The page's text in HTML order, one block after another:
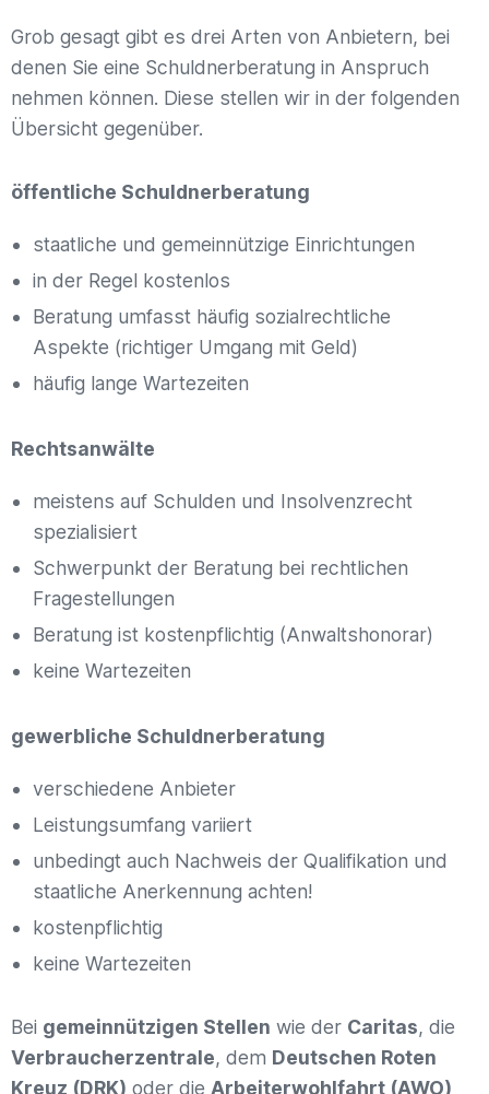
Grob gesagt gibt es drei Arten von Anbietern, bei
denen Sie eine Schuldnerberatung in Anspruch
nehmen können. Diese stellen wir in der folgenden
Übersicht gegenüber.
öffentliche Schuldnerberatung
staatliche und gemeinnützige Einrichtungen
in der Regel kostenlos
Beratung umfasst häufig sozialrechtliche
Aspekte (richtiger Umgang mit Geld)
häufig lange Wartezeiten
Rechtsanwälte
meistens auf Schulden und Insolvenzrecht
spezialisiert
Schwerpunkt der Beratung bei rechtlichen
Fragestellungen
Beratung ist kostenpflichtig (Anwaltshonorar)
keine Wartezeiten
gewerbliche Schuldnerberatung
verschiedene Anbieter
Leistungsumfang variiert
unbedingt auch Nachweis der Qualifikation und
staatliche Anerkennung achten!
kostenpflichtig
keine Wartezeiten
Bei gemeinnützigen Stellen wie der Caritas, die
Verbraucherzentrale, dem Deutschen Roten
Kreuz (DRK) oder die Arbeiterwohlfahrt (AWO)